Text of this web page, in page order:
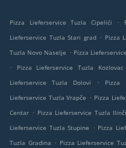
Pizza Lieferservice Tuzla Cipelići .
Lieferservice Tuzla Stari grad . Pizza
Tuzla Novo Naselje . Pizza
.
Pizza Lieferservice Tuzla Kozlovac
Lieferservice Tuzla Dolovi
. Pizza
Lieferservice Tuzla Vrapče . Pizza
Centar . Pizza Lieferservice Tuzla
Lieferservice Tuzla Stupine
. Pizza
Tuzla Gradina . Pizza Lieferservice